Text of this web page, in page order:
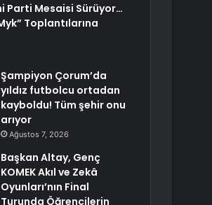
Parti Mesaisi Sürüyor…
Toplantılarına
Şampiyon Çorum’da
yıldız futbolcu ortadan
kayboldu! Tüm şehir onu
arıyor
Ağustos 7, 2026
Başkan Altay, Genç
KOMEK Akıl ve Zekâ
Oyunları’nın Final
Turunda Öğrencilerin